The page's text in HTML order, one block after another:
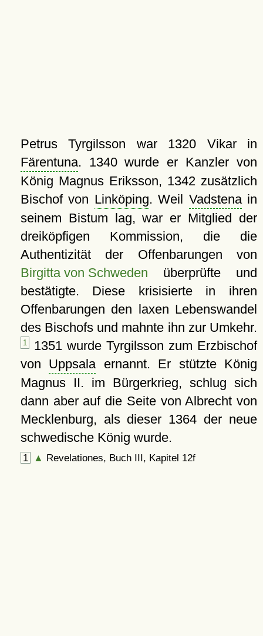
Petrus Tyrgilsson war 1320 Vikar in
Färentuna. 1340 wurde er Kanzler von
König Magnus Eriksson, 1342 zusätzlich
Bischof von Linköping. Weil Vadstenain
seinem Bistum lag, war er Mitglied der
dreiköpfigen Kommission, die die
Authentizität der Offenbarungen von
Birgitta von Schweden überprüfte und
bestätigte. Diese krisisierte in ihren
Offenbarungen den laxen Lebenswandel
des Bischofs und mahnte ihn zur Umkehr.
1 1351 wurde Tyrgilsson zum Erzbischof
von Uppsalaernannt. Er stützte König
Magnus II. im Bürgerkrieg, schlug sich
dann aber auf die Seite von Albrecht von
Mecklenburg, als dieser 1364 der neue
schwedische König wurde.
1 ▲ Revelationes, Buch III, Kapitel 12f